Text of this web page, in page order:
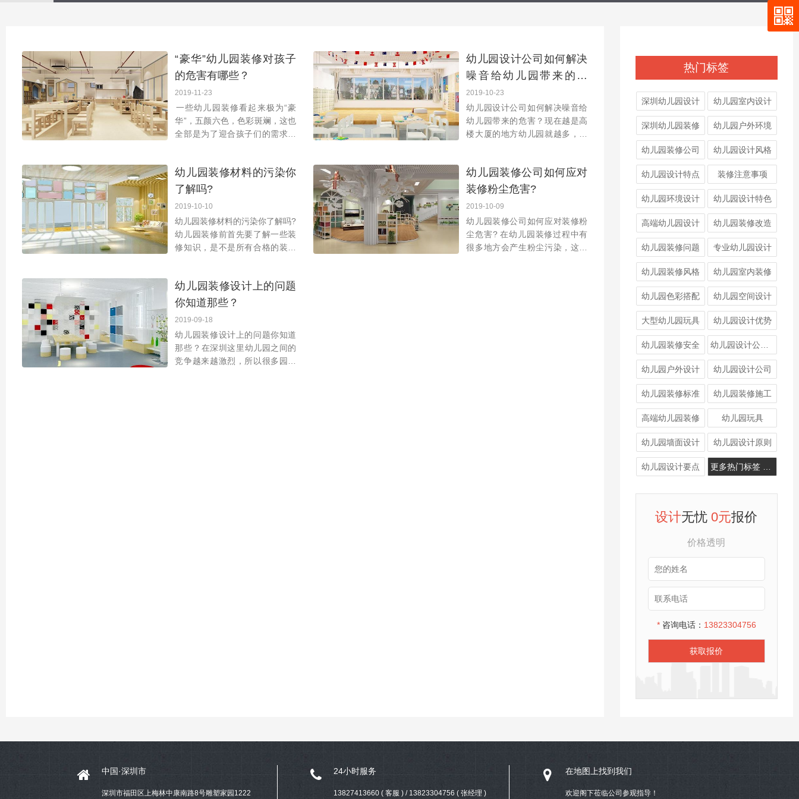
“豪华”幼儿园装修对孩子
的危害有哪些？
2019-11-23
​一些幼儿园装修看起来极为“豪
华”，五颜六色，色彩斑斓，这也
全部是为了迎合孩子们的需求而
这些都是对幼儿造
幼儿园设计公司​如何解决
噪音给幼儿园带来的危
害？
2019-10-23
幼儿园设计公司​如何解决噪音给
幼儿园带来的危害？现在越是高
楼大厦的地方幼儿园就越多，而
间产生的噪音就多了
幼儿园装修材料的污染你
了解吗?
2019-10-10
​幼儿园装修材料的污染你了解吗?
幼儿园装修前首先要了解一些装
修知识，是不是所有合格的装修
们一起来看看！
幼儿园装修公司如何应对
装修粉尘危害?
2019-10-09
幼儿园装修公司如何应对装修粉
尘危害? 在幼儿园装修过程中有
很多地方会产生粉尘污染，这些
幼儿园装修设计上的问题
你知道那些？
2019-09-18
幼儿园装修设计上的问题你知道
那些？​在深圳这里幼儿园之间的
竞争越来越激烈，所以很多园长
热门标签
深圳幼儿园设计 幼儿园室内设计
深圳幼儿园装修 幼儿园户外环境
幼儿园装修公司 幼儿园设计风格
幼儿园设计特点 装修注意事项
幼儿园环境设计 幼儿园设计特色
高端幼儿园设计 幼儿园装修改造
幼儿园装修问题 专业幼儿园设计
幼儿园装修风格 幼儿园室内装修
幼儿园色彩搭配 幼儿园空间设计
大型幼儿园玩具 幼儿园设计优势
幼儿园装修安全 幼儿园设计公司哪家好
幼儿园户外设计 幼儿园设计公司
幼儿园装修标准 幼儿园装修施工
高端幼儿园装修 幼儿园玩具
幼儿园墙面设计 幼儿园设计原则
幼儿园设计要点 更多热门标签 >>>
设计无忧0元报价
价格透明
*咨询电话： 13823304756
获取报价
中国·深圳市
深圳市福田区上梅林中康南路8号雕塑家园1222
24小时服务
13827413660 ( 客服 ) / 13823304756 ( 张经理 )
在地图上找到我们
欢迎阁下莅临公司参观指导！